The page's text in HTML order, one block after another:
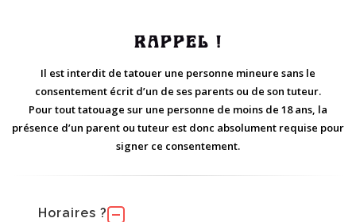
RAPPEL !
Il est interdit de tatouer une personne mineure sans le
consentement écrit d’un de ses parents ou de son tuteur.
Pour tout tatouage sur une personne de moins de 18 ans, la
présence d’un parent ou tuteur est donc absolument requise pour
signer ce consentement.
Horaires ?